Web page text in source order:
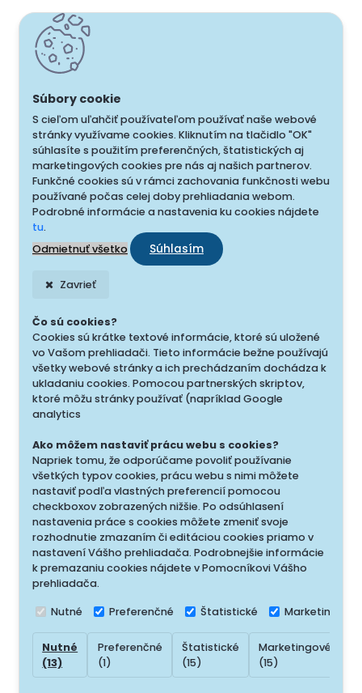
S cieľom uľahčiť používateľom používať naše webové
stránky využívame cookies. Kliknutím na tlačidlo "OK"
súhlasíte s použitím preferenčných, štatistických aj
marketingových cookies pre nás aj našich partnerov.
Funkčné cookies sú v rámci zachovania funkčnosti webu
používané počas celej doby prehliadania webom.
Podrobné informácie a nastavenia ku cookies nájdete
tu.
Odmietnuť všetko
Súhlasím
Zavrieť
Čo sú cookies?
Cookies sú krátke textové informácie, ktoré sú uložené
vo Vašom prehliadači. Tieto informácie bežne používajú
všetky webové stránky a ich prechádzaním dochádza k
ukladaniu cookies. Pomocou partnerských skriptov,
ktoré môžu stránky používať (napríklad Google
analytics
Ako môžem nastaviť prácu webu s cookies?
Napriek tomu, že odporúčame povoliť používanie
všetkých typov cookies, prácu webu s nimi môžete
nastaviť podľa vlastných preferencií pomocou
checkboxov zobrazených nižšie. Po odsúhlasení
nastavenia práce s cookies môžete zmeniť svoje
rozhodnutie zmazaním či editáciou cookies priamo v
nastavení Vášho prehliadača. Podrobnejšie informácie
k premazaniu cookies nájdete v Pomocníkovi Vášho
prehliadača.
Nutné Preferenčné Štatistické Marketingové
Nutné
(13)
Preferenčné
(1)
Štatistické
(15)
Marketingové
(15)